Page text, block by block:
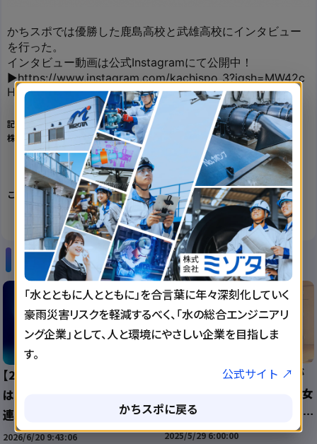
かちスポでは優勝した鹿島高校と武雄高校にインタビュー
を行った。
インタビュー動画は公式Instagramにて公開中！
▶https://www.instagram.com/kachispo_3?igsh=MW42c
HF0cHAwamozNA%3D%3D&utm_source=qr
記事
株式会社WIDE-
この記事を共有
関連記事
【2026佐賀総体弓道】「狙うの
は一番上」鹿島高校男子が2年
連続優勝 全国制覇へ挑戦
2026/6/20 9:43:06
「弓道が好き」という気持ちが
子・笠原先生が語るチームの魅
力と期待
2025/5/29 6:00:00
「水とともに人とともに」を合言葉に年々深刻化していく
豪雨災害リスクを軽減するべく、「水の総合エンジニアリ
ング企業」として、人と環境にやさしい企業を目指しま
す。
公式サイト ↗
かちスポに戻る